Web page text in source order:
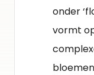
onder
vormt